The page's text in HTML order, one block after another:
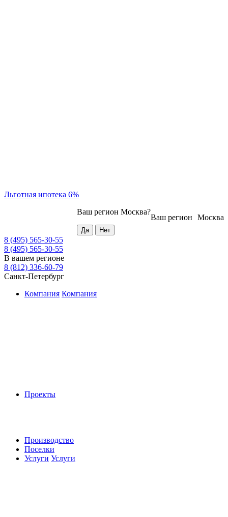
Льготная ипотека 6%
Москва
Ваш регион
Ваш регион Москва?
8 (495) 565-30-55
8 (495) 565-30-55
В вашем регионе
8 (812) 336-60-79
Санкт-Петербург
Компания Компания
Проекты
Производство
Поселки
Услуги Услуги